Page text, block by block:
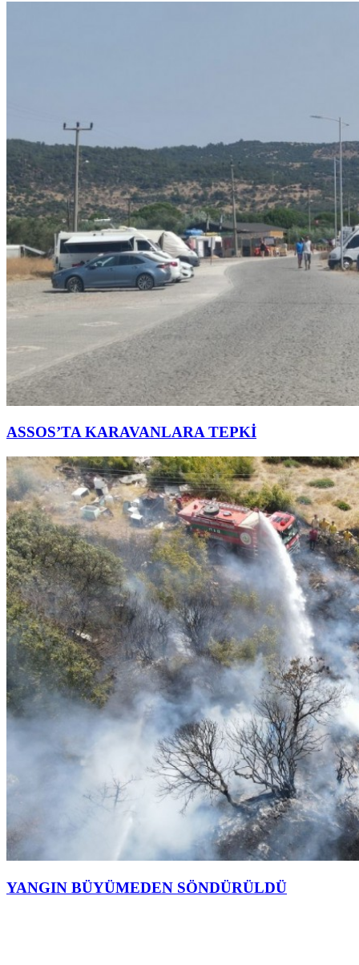
ASSOS’TA KARAVANLARA TEPKİ
YANGIN BÜYÜMEDEN SÖNDÜRÜLDÜ